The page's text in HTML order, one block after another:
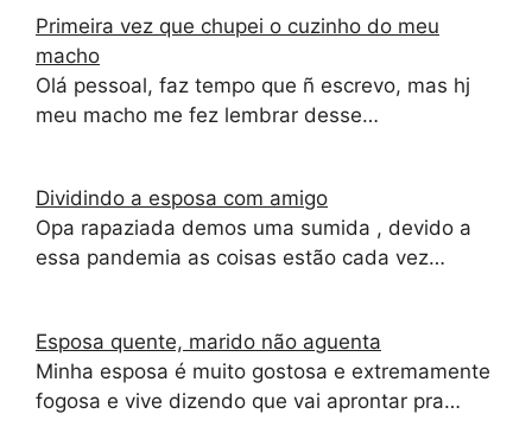
Primeira vez que chupei o cuzinho do meu
macho
Olá pessoal, faz tempo que ñ escrevo, mas hj
meu macho me fez lembrar desse…
Dividindo a esposa com amigo
Opa rapaziada demos uma sumida , devido a
essa pandemia as coisas estão cada vez…
Esposa quente, marido não aguenta
Minha esposa é muito gostosa e extremamente
fogosa e vive dizendo que vai aprontar pra…